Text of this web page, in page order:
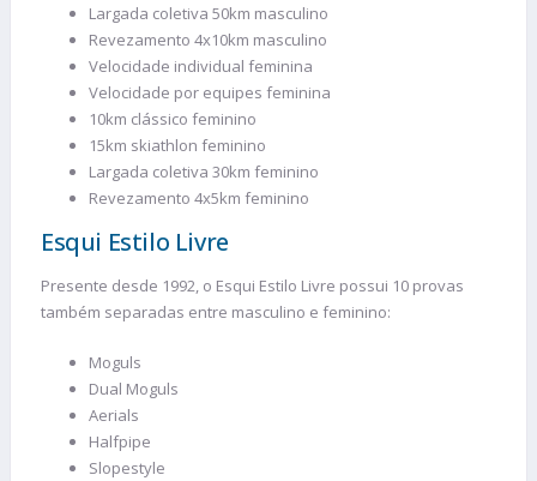
Largada coletiva 50km masculino
Revezamento 4x10km masculino
Velocidade individual feminina
Velocidade por equipes feminina
10km clássico feminino
15km skiathlon feminino
Largada coletiva 30km feminino
Revezamento 4x5km feminino
Esqui Estilo Livre
Presente desde 1992, o Esqui Estilo Livre possui 10 provas
também separadas entre masculino e feminino:
Moguls
Dual Moguls
Aerials
Halfpipe
Slopestyle